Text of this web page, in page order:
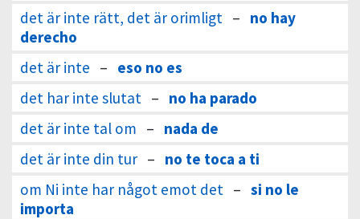
det är inte rätt, det är orimligt – no hay
derecho
det är inte – eso no es
det har inte slutat – no ha parado
det är inte tal om – nada de
det är inte din tur – no te toca a ti
om Ni inte har något emot det – si no le
importa